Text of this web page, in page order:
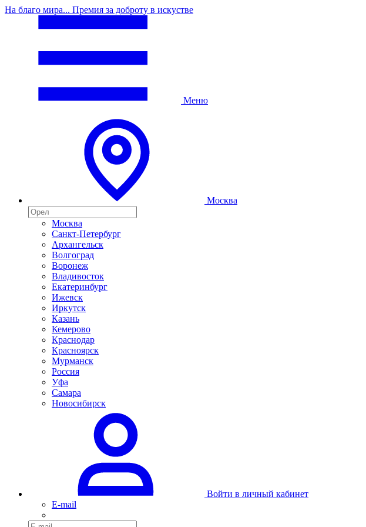
На благо мира... Премия за доброту в искустве
Меню
Москва
Москва
Санкт-Петербург
Архангельск
Волгоград
Воронеж
Владивосток
Екатеринбург
Ижевск
Иркутск
Казань
Кемерово
Краснодар
Красноярск
Мурманск
Россия
Уфа
Самара
Новосибирск
Войти в личный кабинет
E-mail